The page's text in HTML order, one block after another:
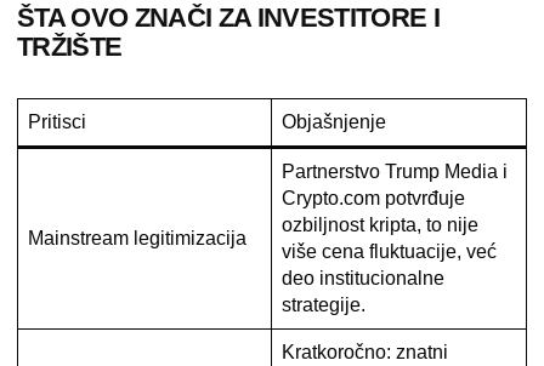
ŠTA OVO ZNAČI ZA INVESTITORE I
TRŽIŠTE
Pritisci Objašnjenje
Mainstream legitimizacija
Partnerstvo Trump Media i
Crypto.com potvrđuje
ozbiljnost kripta, to nije
više cena fluktuacije, već
deo institucionalne
strategije.
Kratkoročno: znatni